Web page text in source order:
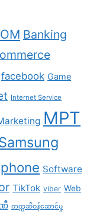
Banking
facebook Game
Internet Service
MPT
Software
TikTok viber Web
ဏီ တက္ကဆီဝန်ဆောင်မှု